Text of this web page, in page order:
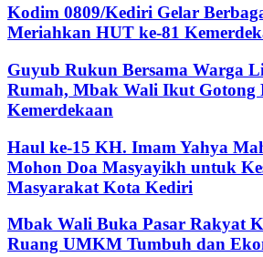
Kodim 0809/Kediri Gelar
Meriahkan HUT ke-81
Guyub Rukun Bersama Warga
Rumah, Mbak Wali Ikut Gotong
Kemerdekaan
Haul ke-15 KH. Imam Yahya
Mohon Doa Masyayikh untuk
Masyarakat Kota Kediri
Mbak Wali Buka Pasar Rakyat
Ruang UMKM Tumbuh dan